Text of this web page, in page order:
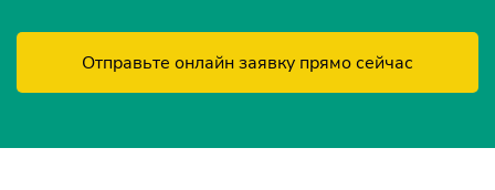
Отправьте онлайн заявку прямо сейчас